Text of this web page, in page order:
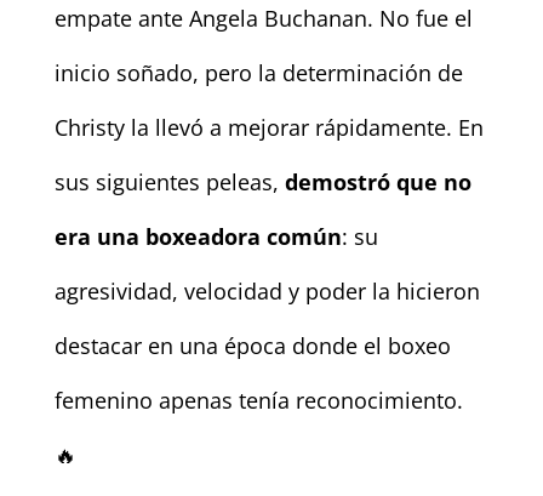
empate ante Angela Buchanan. No fue el
inicio soñado, pero la determinación de
Christy la llevó a mejorar rápidamente. En
sus siguientes peleas, demostró que no
era una boxeadora común: su
agresividad, velocidad y poder la hicieron
destacar en una época donde el boxeo
femenino apenas tenía reconocimiento.
🔥